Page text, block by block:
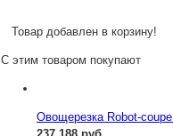
Товар добавлен в корзину!
С этим товаром покупают
Овощерезка Robot-